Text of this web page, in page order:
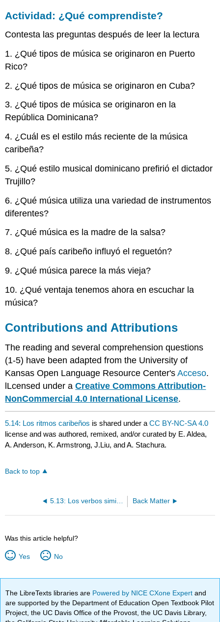
Actividad: ¿Qué comprendiste?
Contesta las preguntas después de leer la lectura
1. ¿Qué tipos de música se originaron en Puerto
Rico?
2. ¿Qué tipos de música se originaron en Cuba?
3. ¿Qué tipos de música se originaron en la
República Dominicana?
4. ¿Cuál es el estilo más reciente de la música
caribeña?
5. ¿Qué estilo musical dominicano prefirió el dictador
Trujillo?
6. ¿Qué música utiliza una variedad de instrumentos
diferentes?
7. ¿Qué música es la madre de la salsa?
8. ¿Qué país caribeño influyó el reguetón?
9. ¿Qué música parece la más vieja?
10. ¿Qué ventaja tenemos ahora en escuchar la
música?
Contributions and Attributions
The reading and several comprehension questions
(1-5) have been adapted from the University of
Kansas Open Language Resource Center'sAcceso.
lLcensed under aCreative Commons Attribution-
NonCommercial 4.0 International License.
5.14: Los ritmos caribeños is shared under aCC BY-NC-SA 4.0
license and was authored, remixed, and/or curated by E. Aldea,
A. Anderson, K. Armstrong, J.Liu, and A. Stachura.
Back to top
5.13: Los verbos similares a "gustar" Back Matter
Was this article helpful?
Yes No
The LibreTexts libraries are Powered by NICE CXone Expertand
are supported by the Department of Education Open Textbook Pilot
Project, the UC Davis Office of the Provost, the UC Davis Library,